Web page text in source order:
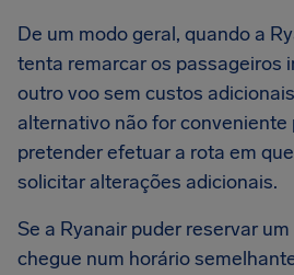
De um modo geral, quando a
tenta remarcar os passageiros
outro voo sem custos
alternativo não for conveniente
pretender efetuar a rota em
solicitar alterações adicionais.
Se a Ryanair puder reservar
chegue num horário